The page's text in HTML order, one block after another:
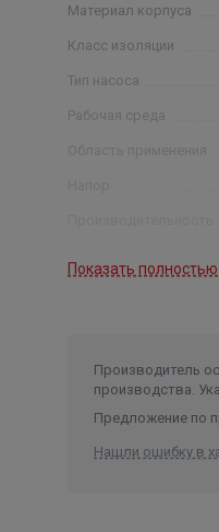
Материал корпуса
Класс изоляции
Тип насоса
Рабочая среда
Показать полностью
Производитель
производства.
Предложение по
Нашли ошибку в